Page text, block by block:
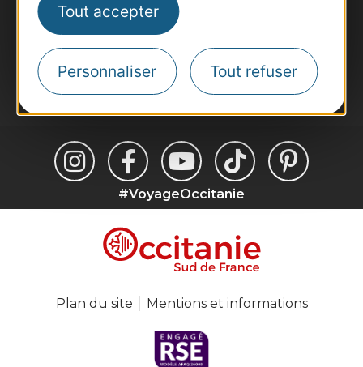
Tout accepter
Personnaliser Tout refuser
Inscrivez-vous à la lettre d'information
Destination Occitanie pour recevoir des
suggestions de séjours, de visites et de sorties.
Je m'abonne
#VoyageOccitanie
Plan du site Mentions et informations